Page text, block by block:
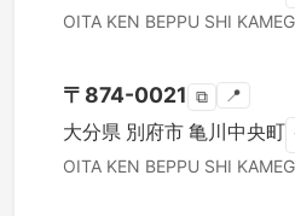
OITA KEN BEPPU SHI
〒 874-0021 ⧉ 📍
大分県 別府市 亀川中央町
OITA KEN BEPPU SHI